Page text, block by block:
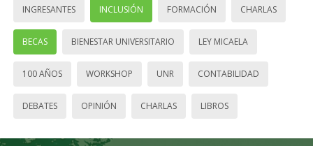
INGRESANTES INCLUSIÓN FORMACIÓN CHARLAS
BECAS BIENESTAR UNIVERSITARIO LEY MICAELA
100 AÑOS WORKSHOP UNR CONTABILIDAD
DEBATES OPINIÓN CHARLAS LIBROS